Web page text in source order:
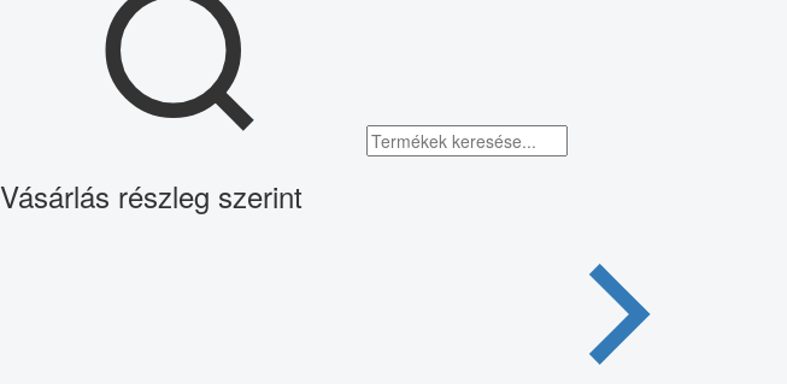
Vásárlás részleg szerint